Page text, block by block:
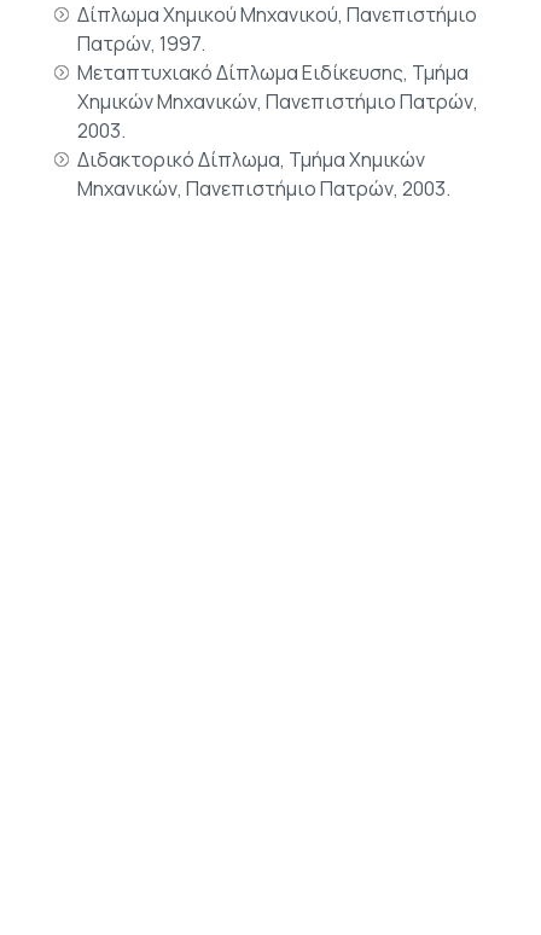
Δίπλωμα Χημικού Μηχανικού, Πανεπιστήμιο
Πατρών, 1997.
Μεταπτυχιακό Δίπλωμα Ειδίκευσης, Τμήμα
Χημικών Μηχανικών, Πανεπιστήμιο Πατρών,
2003.
Διδακτορικό Δίπλωμα, Τμήμα Χημικών
Μηχανικών, Πανεπιστήμιο Πατρών, 2003.